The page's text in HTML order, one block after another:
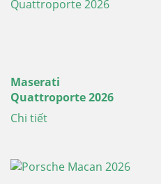
Maserati
Quattroporte 2026
Chi tiết